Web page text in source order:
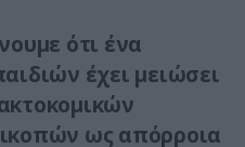
ότι ένα
έχει μειώσει
ως απόρροια